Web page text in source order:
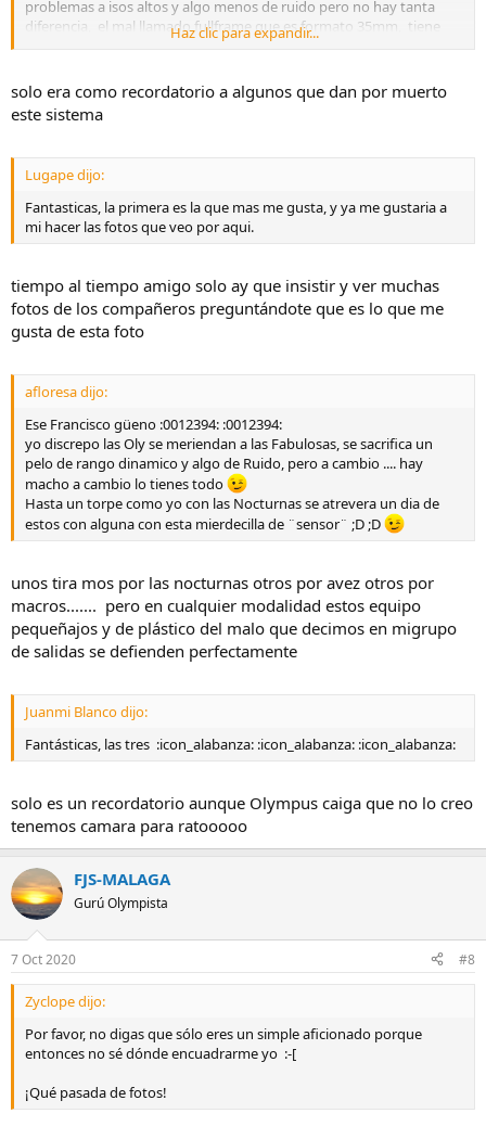
problemas a isos altos y algo menos de ruido pero no hay tanta
diferencia, el mal llamado fullframe que es formato 35mm, tiene
sus ventajas e inconvenientes, utilizando ese axioma entonces el
tiene mejor rango dinámico a isos altos y ruido , y de tamaño de
camaras ahora mismo están a la par con las ff, al menos fuji y
hasselblad.
Haz clic para expandir...
solo era como recordatorio a algunos que dan por muerto
este sistema
Lugape dijo:
Fantasticas, la primera es la que mas me gusta, y ya me gustaria a
mi hacer las fotos que veo por aqui.
tiempo al tiempo amigo solo ay que insistir y ver muchas
fotos de los compañeros preguntándote que es lo que me
gusta de esta foto
afloresa dijo:
Ese Francisco güeno :0012394: :0012394:
yo discrepo las Oly se meriendan a las Fabulosas, se sacrifica un
pelo de rango dinamico y algo de Ruido, pero a cambio .... hay
macho a cambio lo tienes todo
Hasta un torpe como yo con las Nocturnas se atrevera un dia de
estos con alguna con esta mierdecilla de ¨sensor¨ ;D ;D
unos tira mos por las nocturnas otros por avez otros por
macros....... pero en cualquier modalidad estos equipo
pequeñajos y de plástico del malo que decimos en migrupo
de salidas se defienden perfectamente
Juanmi Blanco dijo:
Fantásticas, las tres :icon_alabanza: :icon_alabanza: :icon_alabanza:
solo es un recordatorio aunque Olympus caiga que no lo creo
tenemos camara para ratooooo
FJS-MALAGA
Gurú Olympista
7 Oct 2020 #8
Zyclope dijo:
Por favor, no digas que sólo eres un simple aficionado porque
entonces no sé dónde encuadrarme yo :-[
¡Qué pasada de fotos!